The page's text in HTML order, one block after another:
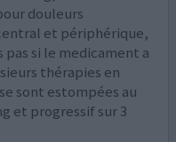
douleurs
et périphérique,
si le medicament a
thérapies en
sont estompées au
et progressif sur 3